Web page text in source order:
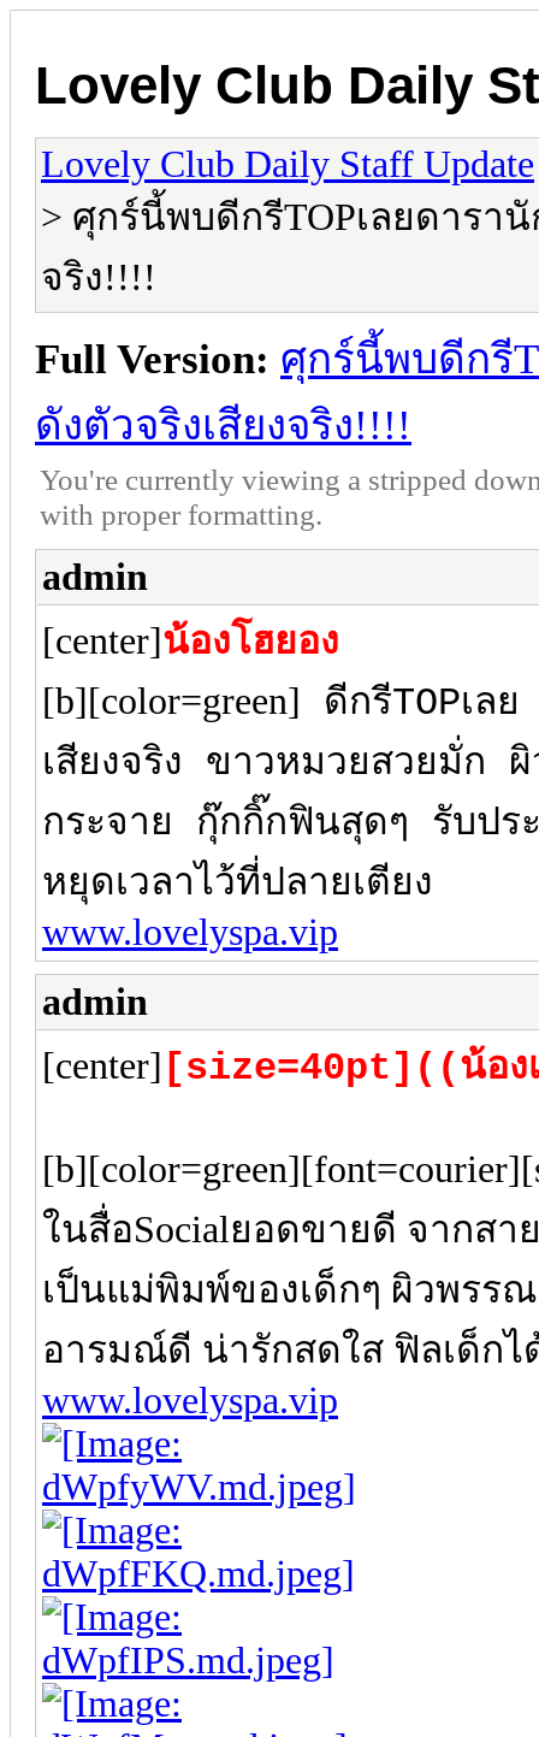
Lovely Club Daily
Lovely Club Daily Staff Update
> ศุกร์นี้พบดีกรีTOPเลยดารา
จริง!!!!
Full Version: ศุกร์นี้พบดีกรี
ดังตัวจริงเสียงจริง!!!!
You're currently viewing a stripped
with proper formatting.
admin
[center]น้องโฮยอง
[b][color=green] ดีกรีTOPเล
เสียงจริง ขาวหมวยสวยมั่ก
กระจาย กุ๊กกิ๊กฟินสุดๆ รับป
หยุดเวลาไว้ที่ปลายเตียง
www.lovelyspa.vip
admin
[center] [size=40pt]((น้อ
ในสื่อSocialยอดขายดี จากสา
เป็นแม่พิมพ์ของเด็กๆ ผิวพรร
อารมณ์ดี น่ารักสดใส ฟิลเด็ก
www.lovelyspa.vip